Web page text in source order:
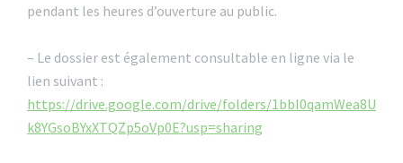
pendant les heures d’ouverture au public.
– Le dossier est également consultable en ligne via le
lien suivant :
https://drive.google.com/drive/folders/1bbI0qamWea8U
k8YGsoBYxXTQZp5oVp0E?usp=sharing